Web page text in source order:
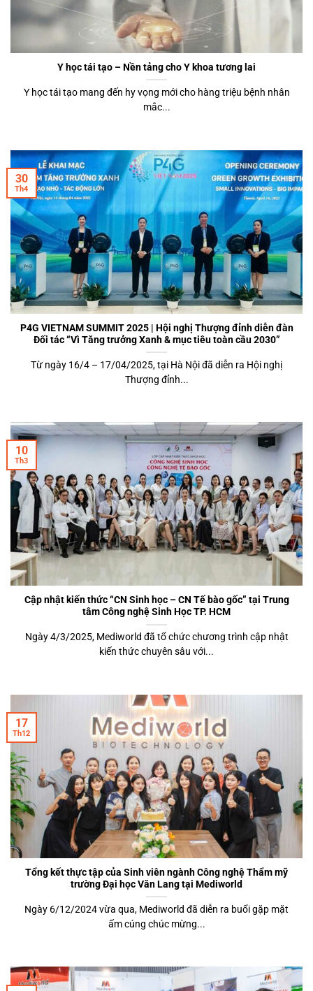
Y học tái tạo – Nền tảng cho Y khoa tương lai
Y học tái tạo mang đến hy vọng mới cho hàng triệu bệnh nhân
mắc...
P4G VIETNAM SUMMIT 2025 | Hội nghị Thượng đỉnh diễn đàn
Đối tác “Vì Tăng trưởng Xanh & mục tiêu toàn cầu 2030”
Từ ngày 16/4 – 17/04/2025, tại Hà Nội đã diễn ra Hội nghị
Thượng đỉnh...
30
Th4
Cập nhật kiến thức “CN Sinh học – CN Tế bào gốc” tại Trung
tâm Công nghệ Sinh Học TP. HCM
Ngày 4/3/2025, Mediworld đã tổ chức chương trình cập nhật
kiến thức chuyên sâu với...
10
Th3
Tổng kết thực tập của Sinh viên ngành Công nghệ Thẩm mỹ
trường Đại học Văn Lang tại Mediworld
Ngày 6/12/2024 vừa qua, Mediworld đã diễn ra buổi gặp mặt
ấm cúng chúc mừng...
17
Th12